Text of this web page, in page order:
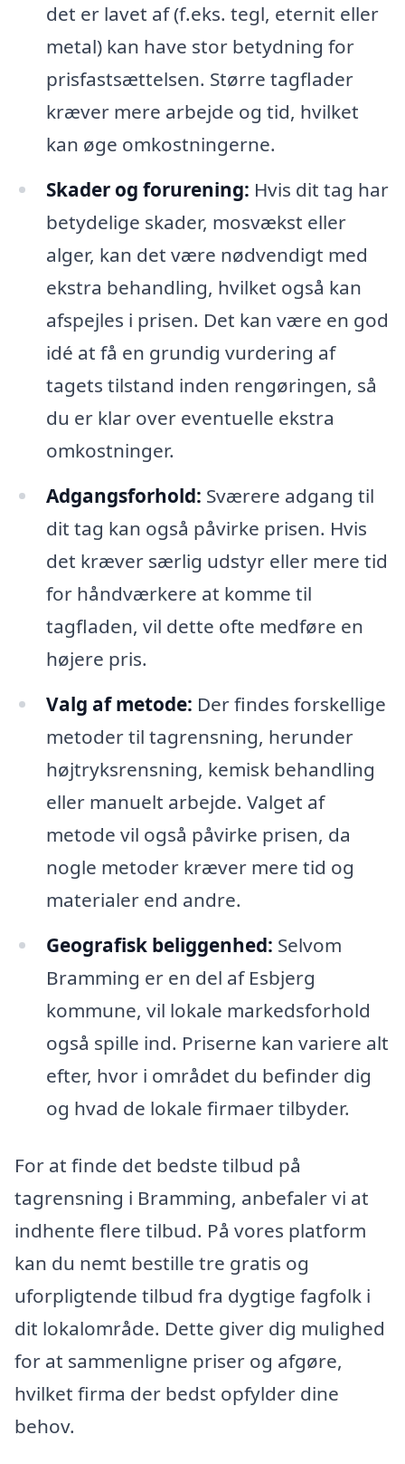
det er lavet af (f.eks. tegl, eternit eller
metal) kan have stor betydning for
prisfastsættelsen. Større tagflader
kræver mere arbejde og tid, hvilket
kan øge omkostningerne.
Skader og forurening: Hvis dit tag har
betydelige skader, mosvækst eller
alger, kan det være nødvendigt med
ekstra behandling, hvilket også kan
afspejles i prisen. Det kan være en god
idé at få en grundig vurdering af
tagets tilstand inden rengøringen, så
du er klar over eventuelle ekstra
omkostninger.
Adgangsforhold: Sværere adgang til
dit tag kan også påvirke prisen. Hvis
det kræver særlig udstyr eller mere tid
for håndværkere at komme til
tagfladen, vil dette ofte medføre en
højere pris.
Valg af metode: Der findes forskellige
metoder til tagrensning, herunder
højtryksrensning, kemisk behandling
eller manuelt arbejde. Valget af
metode vil også påvirke prisen, da
nogle metoder kræver mere tid og
materialer end andre.
Geografisk beliggenhed: Selvom
Bramming er en del af Esbjerg
kommune, vil lokale markedsforhold
også spille ind. Priserne kan variere alt
efter, hvor i området du befinder dig
og hvad de lokale firmaer tilbyder.
For at finde det bedste tilbud på
tagrensning i Bramming, anbefaler vi at
indhente flere tilbud. På vores platform
kan du nemt bestille tre gratis og
uforpligtende tilbud fra dygtige fagfolk i
dit lokalområde. Dette giver dig mulighed
for at sammenligne priser og afgøre,
hvilket firma der bedst opfylder dine
behov.